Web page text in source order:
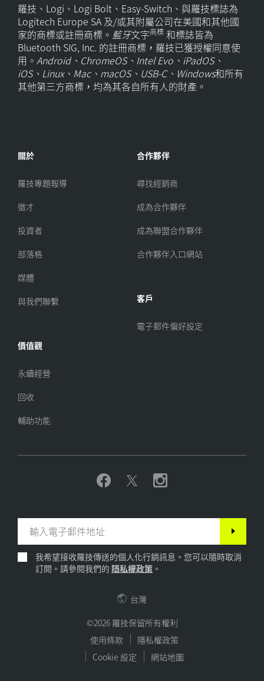
羅技、Logi、Logi Bolt、Easy-Switch、與羅技標誌為
Logitech Europe SA 及/或其附屬公司在美國和其他國
家的商標或註冊商標。 藍牙文字商標 和標誌皆為
Bluetooth SIG, Inc. 的註冊商標，羅技已獲授權同意使
用。 Android、ChromeOS、Intel Evo、iPadOS、
iOS、Linux、Mac、macOS、USB-C、Windows和所有
其他第三方商標，均為其各自所有人的財產。
關於
羅技專題報導
徵才
投資者
部落格
媒體
與我們聯繫
價值觀
永續經營
回收
輔助功能
合作夥伴
尋找經銷商
成為合作夥伴
成為聯盟合作夥伴
合作夥伴入口網站
客戶
電子郵件偏好設定
我希望接收羅技傳送的個人化行銷訊息。您可以隨時取消
訂閱。請參閱我們的 隱私權政策 。
©2026 羅技保留所有權利
使用條款
隱私權政策
Cookie 設定
網站地圖
台灣